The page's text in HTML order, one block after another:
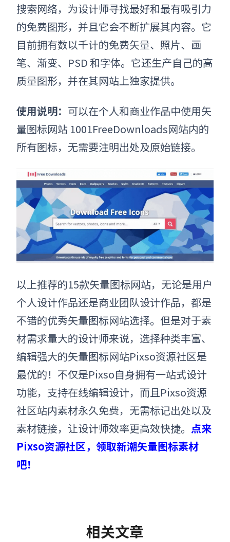
搜索网络，为设计师寻找最好和最有吸引力
的免费图形，并且它会不断扩展其内容。它
目前拥有数以千计的免费矢量、照片、画
笔、渐变、PSD 和字体。它还生产自己的高
质量图形，并在其网站上独家提供。
使用说明： 可以在个人和商业作品中使用矢
量图标网站 1001FreeDownloads网站内的
所有图标，无需要注明出处及原始链接。
以上推荐的15款矢量图标网站，无论是用户
个人设计作品还是商业团队设计作品，都是
不错的优秀矢量图标网站选择。但是对于素
材需求量大的设计师来说，选择种类丰富、
编辑强大的矢量图标网站Pixso资源社区是
最优的！不仅是Pixso自身拥有一站式设计
功能，支持在线编辑设计，而且Pixso资源
社区站内素材永久免费，无需标记出处以及
素材链接，让设计师效率更高效快捷。 点来
Pixso资源社区，领取新潮矢量图标素材
吧！
相关文章